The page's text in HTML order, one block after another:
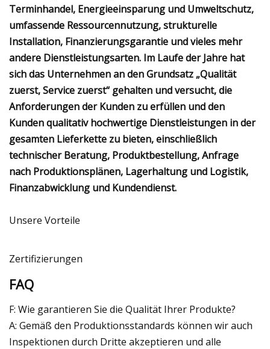
Terminhandel, Energieeinsparung und Umweltschutz,
umfassende Ressourcennutzung, strukturelle
Installation, Finanzierungsgarantie und vieles mehr
andere Dienstleistungsarten. Im Laufe der Jahre hat
sich das Unternehmen an den Grundsatz „Qualität
zuerst, Service zuerst“ gehalten und versucht, die
Anforderungen der Kunden zu erfüllen und den
Kunden qualitativ hochwertige Dienstleistungen in der
gesamten Lieferkette zu bieten, einschließlich
technischer Beratung, Produktbestellung, Anfrage
nach Produktionsplänen, Lagerhaltung und Logistik,
Finanzabwicklung und Kundendienst.
Unsere Vorteile
Zertifizierungen
FAQ
F: Wie garantieren Sie die Qualität Ihrer Produkte?
A: Gemäß den Produktionsstandards können wir auch
Inspektionen durch Dritte akzeptieren und alle